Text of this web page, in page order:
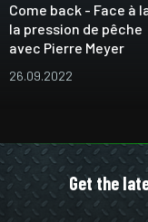
Come back - Face à
la pression de pêche
avec Pierre Meyer
26.09.2022
Get the